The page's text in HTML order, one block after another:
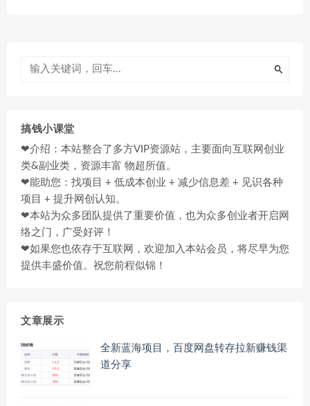
搞钱小课堂
❤介绍：本站整合了多方VIP资源站，主要面向互联网创业
类&副业类，资源丰富 物超所值。
❤能助您：找项目 + 低成本创业 + 减少信息差 + 见识各种
项目 + 提升网创认知。
❤本站为众多团队提供了重要价值，也为众多创业者开启网
络之门，广受好评！
❤如果您也依存于互联网，欢迎加入本站会员，将尽早为您
提供丰盛价值。祝您前程似锦！
文章展示
全新蓝海项目，百度网盘转存拉新赚钱渠
道分享